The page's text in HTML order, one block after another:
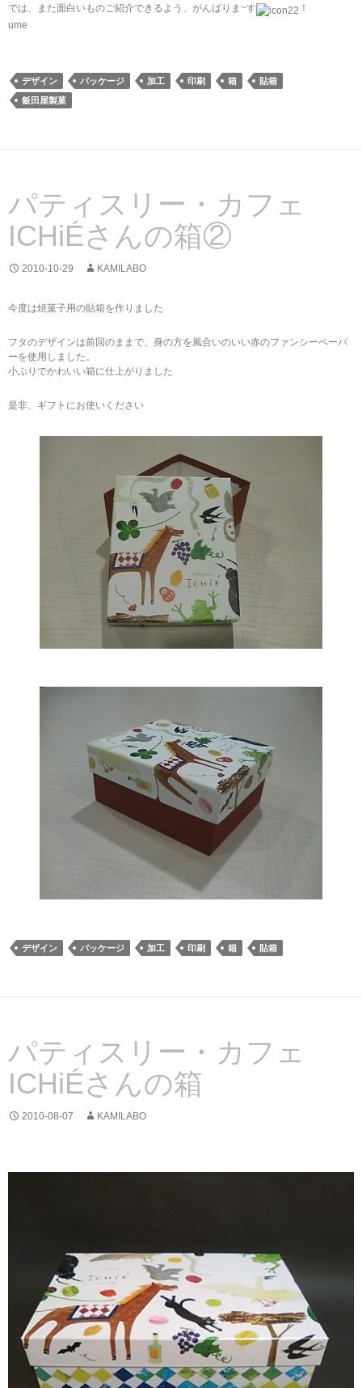
では、また面白いものご紹介できるよう、がんばりま~す
！
ume
デザイン パッケージ 加工 印刷 箱
貼箱
飯田屋製菓
パティスリー・カフェ
ICHiÉさんの箱②
2010-10-29 KAMILABO
今度は焼菓子用の貼箱を作りました
フタのデザインは前回のままで、身の方を風合いのいい赤のファンシーペーパ
ーを使用しました。
小ぶりでかわいい箱に仕上がりました
是非、ギフトにお使いください
デザイン パッケージ 加工 印刷 箱 貼箱
パティスリー・カフェ
ICHiÉさんの箱
2010-08-07 KAMILABO